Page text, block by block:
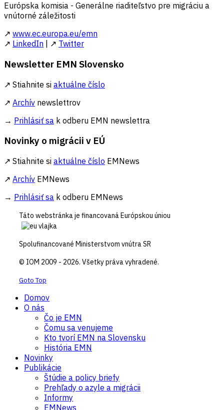
Európska komisia - Generálne riaditeľstvo pre migráciu a
vnútorné záležitosti
↗ www.ec.europa.eu/emn
↗ LinkedIn | ↗ Twitter
Newsletter EMN Slovensko
↗ Stiahnite si aktuálne číslo
↗ Archív newslettrov
→ Prihlásiť sa k odberu EMN newslettra
Novinky o migrácii v EÚ
↗ Stiahnite si aktuálne číslo EMNews
↗ Archív EMNews
→ Prihlásiť sa k odberu EMNews
Táto webstránka je financovaná Európskou úniou
Spolufinancované Ministerstvom vnútra SR
© IOM 2009 - 2026. Všetky práva vyhradené.
Goto Top
Domov
O nás
Čo je EMN
Čomu sa venujeme
Kto tvorí EMN na Slovensku
História EMN
Novinky
Publikácie
Štúdie a policy briefy
Prehľady o azyle a migrácii
Informy
EMNews